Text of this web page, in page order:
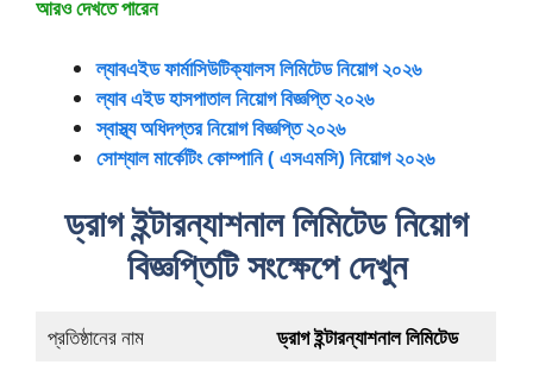
আরও দেখতে পারেন
ল্যাবএইড ফার্মাসিউটিক্যালস লিমিটেড নিয়োগ ২০২৬
ল্যাব এইড হাসপাতাল নিয়োগ বিজ্ঞপ্তি ২০২৬
স্বাস্থ্য অধিদপ্তর নিয়োগ বিজ্ঞপ্তি ২০২৬
সোশ্যাল মার্কেটিং কোম্পানি ( এসএমসি) নিয়োগ ২০২৬
ড্রাগ ইন্টারন্যাশনাল লিমিটেড নিয়োগ
বিজ্ঞপ্তিটি সংক্ষেপে দেখুন
প্রতিষ্ঠানের নাম
ড্রাগ ইন্টারন্যাশনাল লিমিটেড